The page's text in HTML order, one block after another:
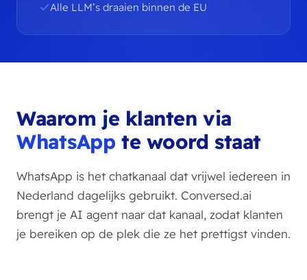
Alle LLM’s draaien binnen de EU
Waarom je klanten via
WhatsApp te woord staat
WhatsApp is het chatkanaal dat vrijwel iedereen in
Nederland dagelijks gebruikt. Conversed.ai
brengt je AI agent naar dat kanaal, zodat klanten
je bereiken op de plek die ze het prettigst vinden.